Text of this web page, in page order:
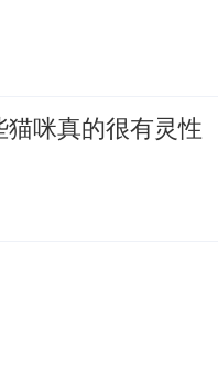
咪真的很有灵性